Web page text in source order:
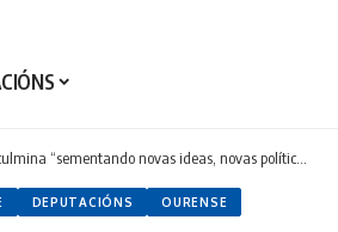
novas ideas, novas políticas e novas formas de entender a xestión da auga en Valdeorras”
DEPUTACIÓNS OURENSE